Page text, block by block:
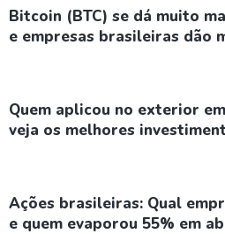
Bitcoin (BTC) se dá muito
e empresas brasileiras dão
Quem aplicou no exterior
veja os melhores
Ações brasileiras: Qual
e quem evaporou 55% em